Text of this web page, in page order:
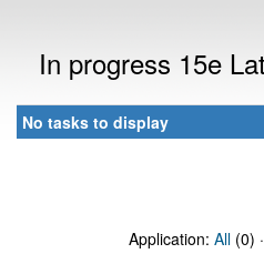
In progress 15e
No tasks to display
Application: All (0) ·